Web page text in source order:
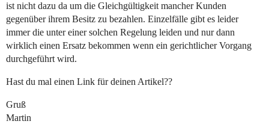
ist nicht dazu da um die Gleichgültigkeit mancher Kunden
gegenüber ihrem Besitz zu bezahlen. Einzelfälle gibt es leider
immer die unter einer solchen Regelung leiden und nur dann
wirklich einen Ersatz bekommen wenn ein gerichtlicher Vorgang
durchgeführt wird.
Hast du mal einen Link für deinen Artikel??
Gruß
Martin